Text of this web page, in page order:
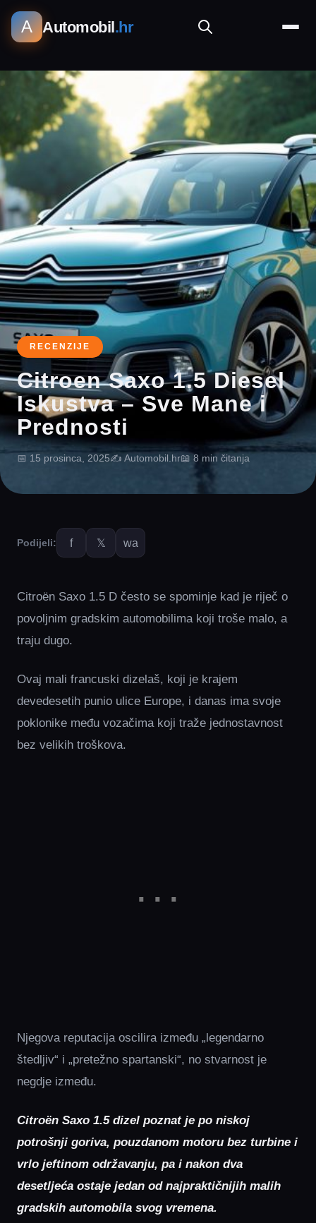
A Automobil.hr
RECENZIJE
Citroen Saxo 1.5 Diesel
Iskustva – Sve Mane i
Prednosti
📅 15 prosinca, 2025✍️ Automobil.hr📖 8 min čitanja
Podijeli: f 𝕏 wa
Citroën Saxo 1.5 D često se spominje kad je riječ o
povoljnim gradskim automobilima koji troše malo, a
traju dugo.
Ovaj mali francuski dizelaš, koji je krajem
devedesetih punio ulice Europe, i danas ima svoje
poklonike među vozačima koji traže jednostavnost
bez velikih troškova.
Njegova reputacija oscilira između „legendarno
štedljiv“ i „pretežno spartanski“, no stvarnost je
negdje između.
Citroën Saxo 1.5 dizel poznat je po niskoj
potrošnji goriva, pouzdanom motoru bez turbine i
vrlo jeftinom održavanju, pa i nakon dva
desetljeća ostaje jedan od najpraktičnijih malih
gradskih automobila svog vremena.